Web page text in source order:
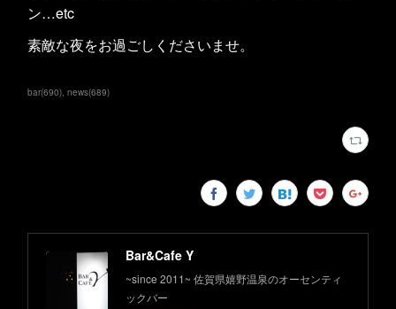
ン…etc
素敵な夜をお過ごしくださいませ。
bar(690) news(689)
Bar&Cafe Y
~since 2011~ 佐賀県嬉野温泉のオーセンティ
ックバー